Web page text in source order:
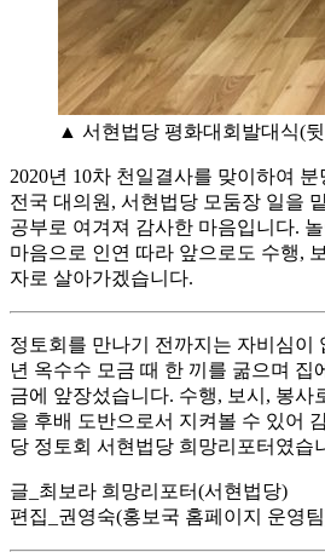
▲ 서현법당 평화대회발대식(
2020년 10차 천일결사를 맞이하여
전국 대의원, 서현법당 모둠장 일을
공부로 여겨져 감사한 마음입니다.
마음으로 인연 따라 앞으로도 수행,
자로 살아가겠습니다.
정토회를 만나기 전까지는 자비심이
년 옥수수 모금 때 한 끼를 굶으며 집
금에 앞장섰습니다. 수행, 보시, 봉사
을 후배 도반으로서 지켜볼 수 있어
당 정토회 서현법당 희망리포터였습
글_최보라 희망리포터(서현법당)
편집_권영숙(홍보국 홈페이지 운영